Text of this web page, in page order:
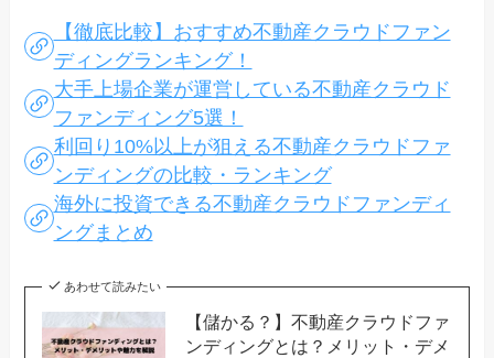
【徹底比較】おすすめ不動産クラウドファン
ディングランキング！
大手上場企業が運営している不動産クラウド
ファンディング5選！
利回り10%以上が狙える不動産クラウドファ
ンディングの比較・ランキング
海外に投資できる不動産クラウドファンディ
ングまとめ
あわせて読みたい
【儲かる？】不動産クラウドファ
ンディングとは？メリット・デメ